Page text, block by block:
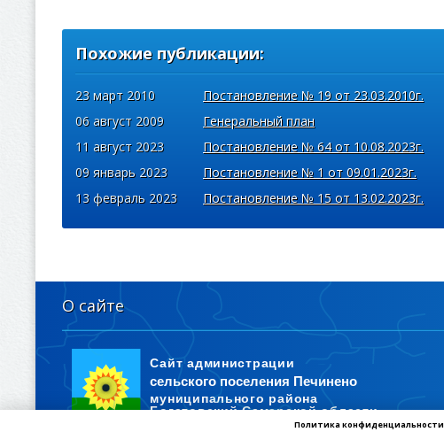
Похожие публикации:
23 март 2010
Постановление № 19 от 23.03.2010г.
06 август 2009
Генеральный план
11 август 2023
Постановление № 64 от 10.08.2023г.
09 январь 2023
Постановление № 1 от 09.01.2023г.
13 февраль 2023
Постановление № 15 от 13.02.2023г.
О сайте
Политика конфиденциальности